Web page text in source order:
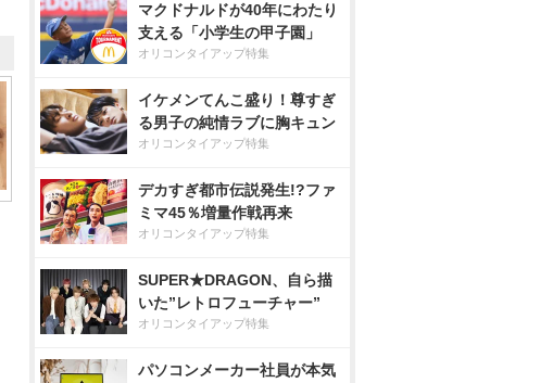
マクドナルドが40年にわたり
支える「小学生の甲子園」
オリコンタイアップ特集
イケメンてんこ盛り！尊すぎ
る男子の純情ラブに胸キュン
オリコンタイアップ特集
デカすぎ都市伝説発生!?ファ
ミマ45％増量作戦再来
オリコンタイアップ特集
SUPER★DRAGON、自ら描
いた”レトロフューチャー”
オリコンタイアップ特集
パソコンメーカー社員が本気